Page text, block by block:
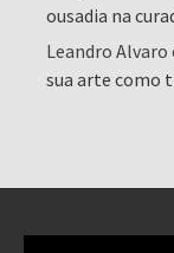
ousadia na
Leandro Alvaro
sua arte como